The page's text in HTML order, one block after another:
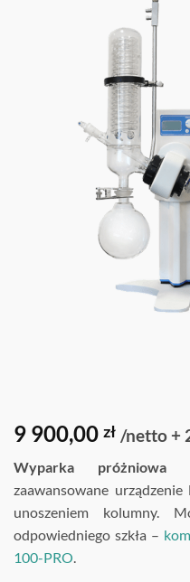
9 900,00 zł /netto +
Wyparka próżniowa
zaawansowane
unoszeniem kolumny.
odpowiedniego szkła –
100-PRO.